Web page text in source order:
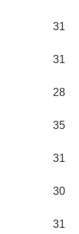
31
31
28
35
31
30
31